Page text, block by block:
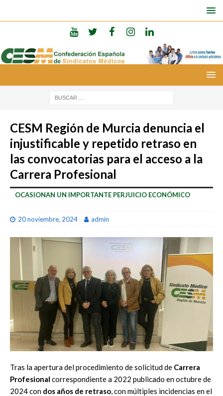
CESM Región de Murcia denuncia el
injustificable y repetido retraso en
las convocatorias para el acceso a la
Carrera Profesional
OCASIONAN UN IMPORTANTE PERJUICIO ECONÓMICO
20 noviembre, 2024 admin
Tras la apertura del procedimiento de solicitud de Carrera
Profesional correspondiente a 2022 publicado en octubre de
2024 con dos años de retraso, con múltiples incidencias en el